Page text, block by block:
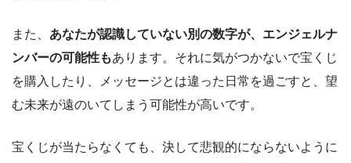
また、 あなたが認識していない別の数字が、エンジェルナ
ンバーの可能性もあります。それに気がつかないで宝くじ
を購入したり、メッセージとは違った日常を過ごすと、望
む未来が遠のいてしまう可能性が高いです。
宝くじが当たらなくても、決して悲観的にならないように